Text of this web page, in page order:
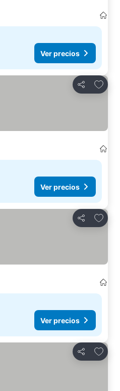
Ver precios
Compartir
Ver precios
Compartir
Ver precios
Compartir